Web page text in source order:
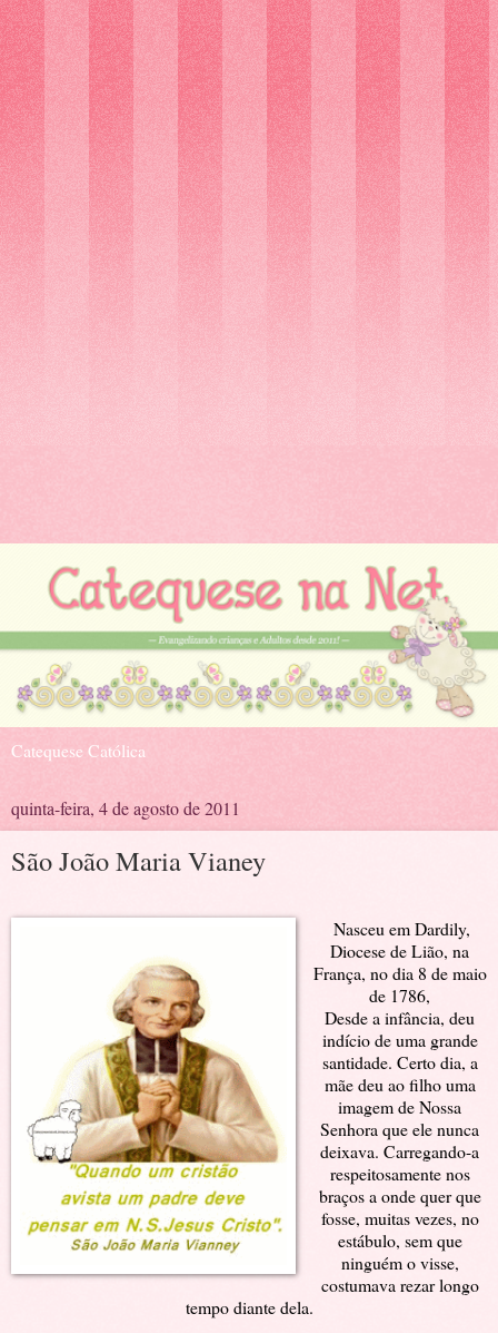
Catequese Católica
quinta-feira, 4 de agosto de 2011
São João Maria Vianey
.Nasceu em Dardily,
Diocese de Lião, na
França, no dia 8 de maio
de 1786,
Desde a infância, deu
indício de uma grande
santidade. Certo dia, a
mãe deu ao filho uma
imagem de Nossa
Senhora que ele nunca
deixava. Carregando-a
respeitosamente nos
braços a onde quer que
fosse, muitas vezes, no
estábulo, sem que
ninguém o visse,
costumava rezar longo
tempo diante dela.